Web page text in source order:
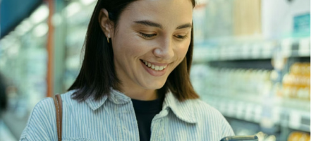
Android TV приставки
Блоки питания, Сетевые
адаптеры
Пульты дистанционного
управления
Спутниковое оборудование